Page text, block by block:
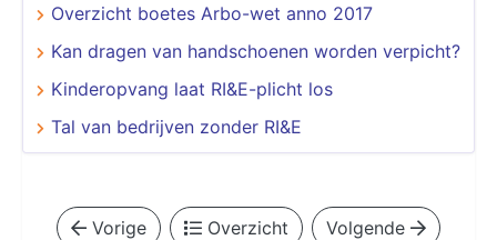
Overzicht boetes Arbo-wet anno 2017
Kan dragen van handschoenen worden verpicht?
Kinderopvang laat RI&E-plicht los
Tal van bedrijven zonder RI&E
Vorige Overzicht Volgende